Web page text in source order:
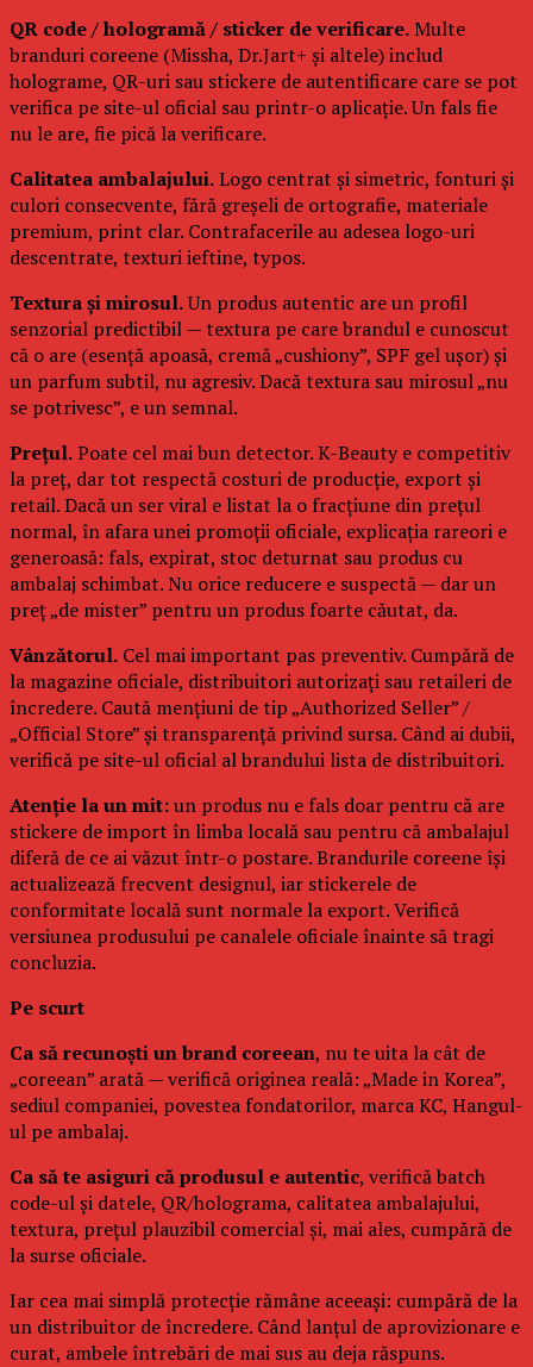
QR code / hologramă / sticker de verificare.Multe
branduri coreene (Missha, Dr.Jart+ și altele) includ
holograme, QR-uri sau stickere de autentificare care se pot
verifica pe site-ul oficial sau printr-o aplicație. Un fals fie
nu le are, fie pică la verificare.
Calitatea ambalajului.Logo centrat și simetric, fonturi și
culori consecvente, fără greșeli de ortografie, materiale
premium, print clar. Contrafacerile au adesea logo-uri
descentrate, texturi ieftine, typos.
Textura și mirosul.Un produs autentic are un profil
senzorial predictibil — textura pe care brandul e cunoscut
că o are (esență apoasă, cremă „cushiony”, SPF gel ușor) și
un parfum subtil, nu agresiv. Dacă textura sau mirosul „nu
se potrivesc”, e un semnal.
Prețul.Poate cel mai bun detector. K-Beauty e competitiv
la preț, dar tot respectă costuri de producție, export și
retail. Dacă un ser viral e listat la o fracțiune din prețul
normal, în afara unei promoții oficiale, explicația rareori e
generoasă: fals, expirat, stoc deturnat sau produs cu
ambalaj schimbat. Nu orice reducere e suspectă — dar un
preț „de mister” pentru un produs foarte căutat, da.
Vânzătorul. Cel mai important pas preventiv. Cumpără de
la magazine oficiale, distribuitori autorizați sau retaileri de
încredere. Caută mențiuni de tip „Authorized Seller” /
„Official Store” și transparență privind sursa. Când ai dubii,
verifică pe site-ul oficial al brandului lista de distribuitori.
Atenție la un mit:un produs nu e fals doar pentru că are
stickere de import în limba locală sau pentru că ambalajul
diferă de ce ai văzut într-o postare. Brandurile coreene își
actualizează frecvent designul, iar stickerele de
conformitate locală sunt normale la export. Verifică
versiunea produsului pe canalele oficiale înainte să tragi
concluzia.
Pe scurt
Ca să recunoști un brand coreean, nu te uita la cât de
„coreean” arată — verifică originea reală: „Made in Korea”,
sediul companiei, povestea fondatorilor, marca KC, Hangul-
ul pe ambalaj.
Ca să te asiguri că produsul e autentic, verifică batch
code-ul și datele, QR/holograma, calitatea ambalajului,
textura, prețul plauzibil comercial și, mai ales, cumpără de
la surse oficiale.
Iar cea mai simplă protecție rămâne aceeași: cumpără de la
un distribuitor de încredere. Când lanțul de aprovizionare e
curat, ambele întrebări de mai sus au deja răspuns.